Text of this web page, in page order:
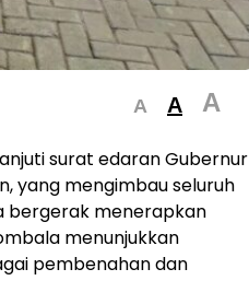
A A A
surat edaran Gubernur
yang mengimbau seluruh
bergerak menerapkan
menunjukkan
pembenahan dan